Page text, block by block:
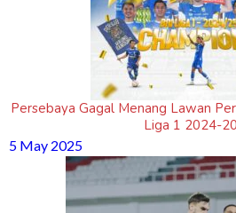
Persebaya Gagal Menang Lawan
Liga 1 2024-
5 May 2025